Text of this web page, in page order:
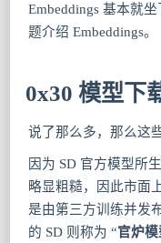
Embeddings 基本就
题介绍 Embeddings。
0x30 模型下
说了那么多，那么这
因为 SD 官方模型所
略显粗糙，因此市面
是由第三方训练并发
的 SD 则称为 “官炉模